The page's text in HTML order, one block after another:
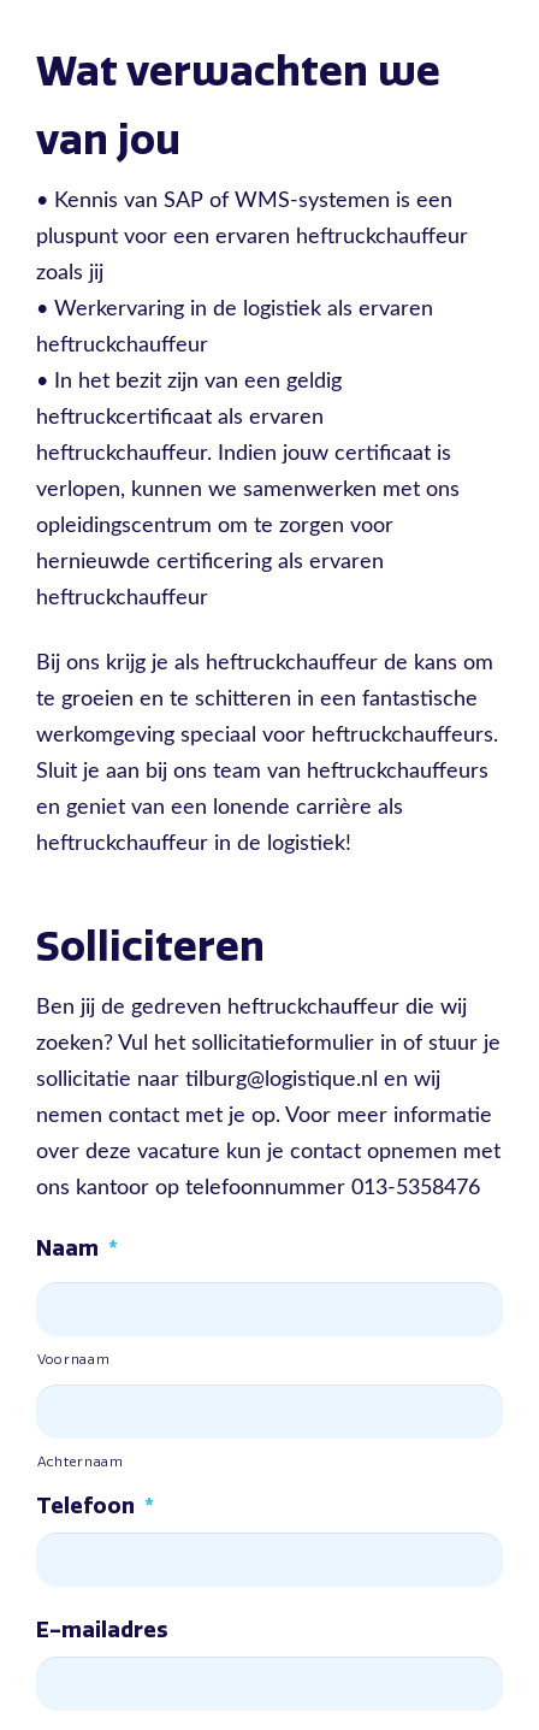
Wat verwachten we
van jou
• Kennis van SAP of WMS-systemen is een
pluspunt voor een ervaren heftruckchauffeur
zoals jij
• Werkervaring in de logistiek als ervaren
heftruckchauffeur
• In het bezit zijn van een geldig
heftruckcertificaat als ervaren
heftruckchauffeur. Indien jouw certificaat is
verlopen, kunnen we samenwerken met ons
opleidingscentrum om te zorgen voor
hernieuwde certificering als ervaren
heftruckchauffeur
Bij ons krijg je als heftruckchauffeur de kans om
te groeien en te schitteren in een fantastische
werkomgeving speciaal voor heftruckchauffeurs.
Sluit je aan bij ons team van heftruckchauffeurs
en geniet van een lonende carrière als
heftruckchauffeur in de logistiek!
Solliciteren
Ben jij de gedreven heftruckchauffeur die wij
zoeken? Vul het sollicitatieformulier in of stuur je
sollicitatie naar tilburg@logistique.nl en wij
nemen contact met je op. Voor meer informatie
over deze vacature kun je contact opnemen met
ons kantoor op telefoonnummer 013-5358476
Naam *
Voornaam
Achternaam
Telefoon *
E-mailadres